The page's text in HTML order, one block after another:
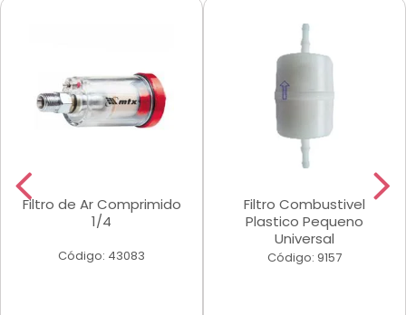
Filtro de Ar Comprimido
1/4
Código: 43083
Filtro Combustivel
Plastico Pequeno
Universal
Código: 9157